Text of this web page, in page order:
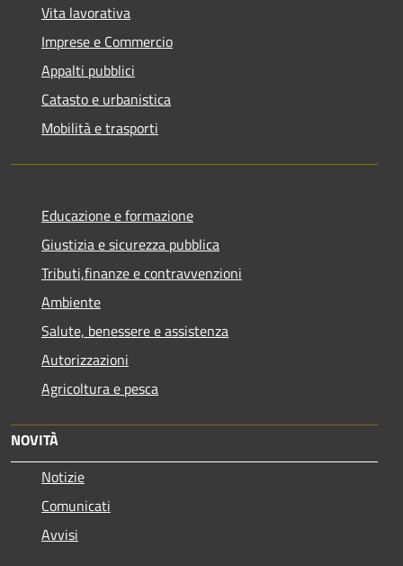
Vita lavorativa
Imprese e Commercio
Appalti pubblici
Catasto e urbanistica
Mobilità e trasporti
Educazione e formazione
Giustizia e sicurezza pubblica
Tributi,finanze e contravvenzioni
Ambiente
Salute, benessere e assistenza
Autorizzazioni
Agricoltura e pesca
NOVITÀ
Notizie
Comunicati
Avvisi